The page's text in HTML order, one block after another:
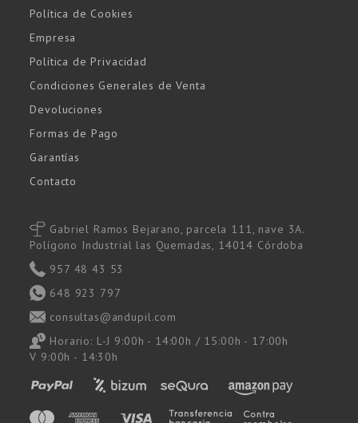
Política de Cookies
Empresa
Política de Privacidad
Condiciones Generales de Venta
Devoluciones
Formas de Pago
Garantías
Contacto
Gabriel Ramos Bejarano, parcela 111, nave 3A.
Polígono Industrial las Quemadas, 14014 Córdoba
957 48 43 53
648 923 797
consultas@andupil.com
Horario: L-J 9:00h - 14:00h / 15:00h - 17:00h
V 9:00h - 14:30h